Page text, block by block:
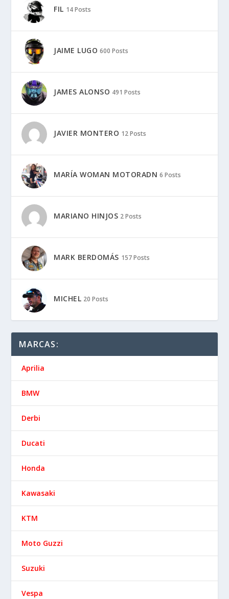
FIL 14 Posts
JAIME LUGO 600 Posts
JAMES ALONSO 491 Posts
JAVIER MONTERO 12 Posts
MARÍA WOMAN MOTORADN 6 Posts
MARIANO HINJOS 2 Posts
MARK BERDOMÁS 157 Posts
MICHEL 20 Posts
MARCAS:
Aprilia
BMW
Derbi
Ducati
Honda
Kawasaki
KTM
Moto Guzzi
Suzuki
Vespa